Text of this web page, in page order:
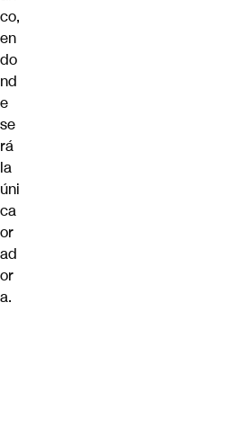
co,
en
do
nd
e
se
rá
la
úni
ca
or
ad
or
a.